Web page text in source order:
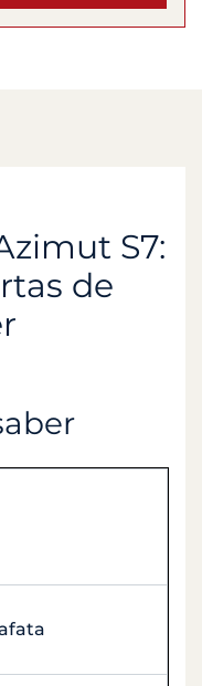
S7:
de